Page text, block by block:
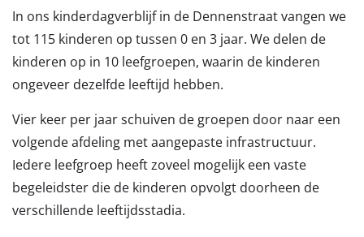
In ons kinderdagverblijf in de Dennenstraat vangen we
tot 115 kinderen op tussen 0 en 3 jaar. We delen de
kinderen op in 10 leefgroepen, waarin de kinderen
ongeveer dezelfde leeftijd hebben.
Vier keer per jaar schuiven de groepen door naar een
volgende afdeling met aangepaste infrastructuur.
Iedere leefgroep heeft zoveel mogelijk een vaste
begeleidster die de kinderen opvolgt doorheen de
verschillende leeftijdsstadia.